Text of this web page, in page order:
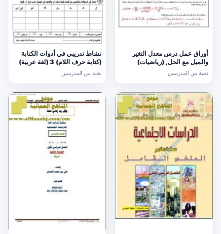
أوراق عمل درس معدل التغير
والميل مع الحل, (رياضيات)
الحادي عشر العام
نخبة من المدرسين
نشاط تدريبي في أدوات الكتابة
(كتابة حرف اللام) 3 (لغة عربية)
نخبة من المدرسين